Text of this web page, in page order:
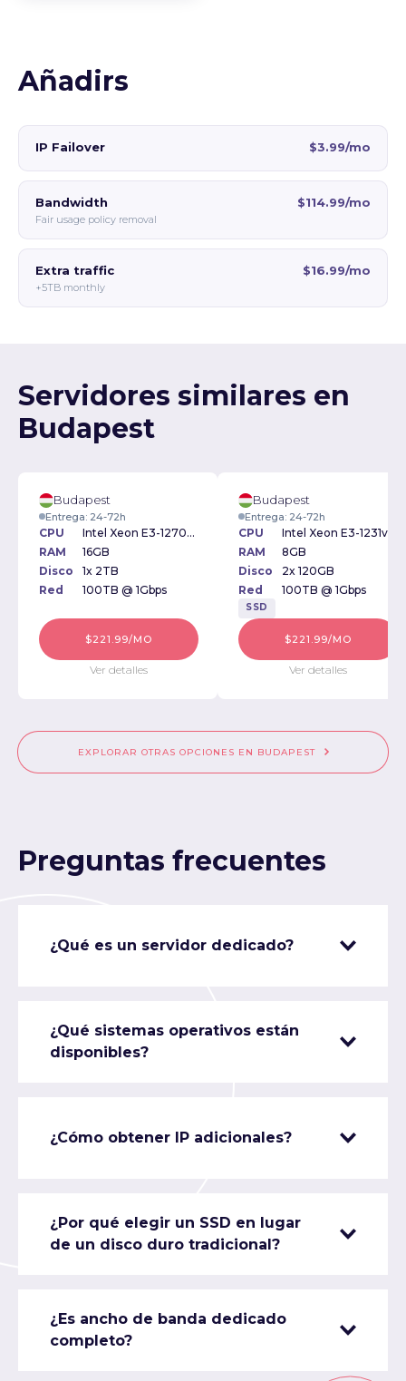
Añadirs
IP Failover $3.99/mo
Bandwidth
Fair usage policy removal
$114.99/mo
Extra traffic
+5TB monthly
$16.99/mo
Servidores similares en
Budapest
Budapest
Entrega: 24-72h
CPU
Intel Xeon E3-1270v2 3.50GHz
RAM
16GB
Disco
1x 2TB
Red
100TB @ 1Gbps
$221.99/MO
Ver detalles
Budapest
Entrega: 24-72h
CPU
RAM
8GB
Disco
2x 120GB
Red
100TB @ 1Gbps
SSD
$221.99/MO
Ver detalles
EXPLORAR OTRAS OPCIONES EN BUDAPEST
Preguntas frecuentes
¿Qué es un servidor dedicado?
¿Qué sistemas operativos están
disponibles?
¿Cómo obtener IP adicionales?
¿Por qué elegir un SSD en lugar
de un disco duro tradicional?
¿Es ancho de banda dedicado
completo?